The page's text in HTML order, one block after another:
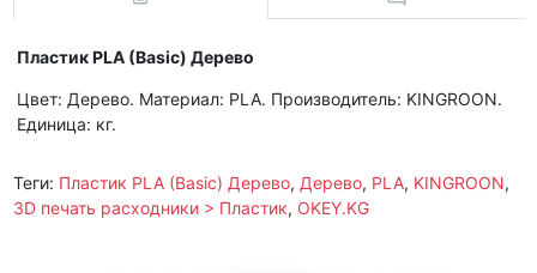
Пластик PLA (Basic) Дерево
Цвет: Дерево. Материал: PLA. Производитель: KINGROON.
Единица: кг.
Теги: Пластик PLA (Basic) Дерево, Дерево, PLA, KINGROON,
3D печать расходники > Пластик, OKEY.KG